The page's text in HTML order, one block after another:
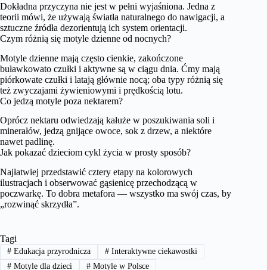
Dokładna przyczyna nie jest w pełni wyjaśniona. Jedna z
teorii mówi, że używają światła naturalnego do nawigacji, a
sztuczne źródła dezorientują ich system orientacji.
Czym różnią się motyle dzienne od nocnych?
Motyle dzienne mają często cienkie, zakończone
buławkowato czułki i aktywne są w ciągu dnia. Ćmy mają
piórkowate czułki i latają głównie nocą; oba typy różnią się
też zwyczajami żywieniowymi i prędkością lotu.
Co jedzą motyle poza nektarem?
Oprócz nektaru odwiedzają kałuże w poszukiwania soli i
minerałów, jedzą gnijące owoce, sok z drzew, a niektóre
nawet padlinę.
Jak pokazać dzieciom cykl życia w prosty sposób?
Najłatwiej przedstawić cztery etapy na kolorowych
ilustracjach i obserwować gąsienicę przechodzącą w
poczwarkę. To dobra metafora — wszystko ma swój czas, by
„rozwinąć skrzydła”.
Tagi
#Edukacja przyrodnicza #Interaktywne ciekawostki
#Motyle dla dzieci #Motyle w Polsce